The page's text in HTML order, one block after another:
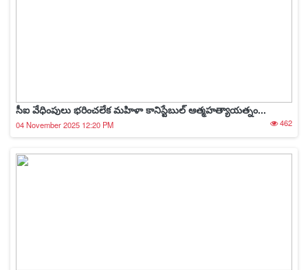
సీఐ వేధింపులు భరించలేక మహిళా కానిస్టేబుల్ ఆత్మహత్యాయత్నం...
04 November 2025 12:20 PM 462